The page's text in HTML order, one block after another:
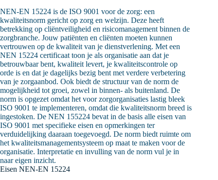
NEN-EN 15224 is de ISO 9001 voor de zorg: een
kwaliteitsnorm gericht op zorg en welzijn. Deze heeft
betrekking op cliëntveiligheid en risicomanagement binnen de
zorgbranche. Jouw patiënten en cliënten moeten kunnen
vertrouwen op de kwaliteit van je dienstverlening. Met een
NEN 15224 certificaat toon je als organisatie aan dat je
betrouwbaar bent, kwaliteit levert, je kwaliteitscontrole op
orde is en dat je dagelijks bezig bent met verdere verbetering
van je zorgaanbod. Ook biedt de structuur van de norm de
mogelijkheid tot groei, zowel in binnen- als buitenland. De
norm is opgezet omdat het voor zorgorganisaties lastig bleek
ISO 9001 te implementeren, omdat die kwaliteitsnorm breed is
ingestoken. De NEN 155224 bevat in de basis alle eisen van
ISO 9001 met specifieke eisen en opmerkingen ter
verduidelijking daaraan toegevoegd. De norm biedt ruimte om
het kwaliteitsmanagementsysteem op maat te maken voor de
organisatie. Interpretatie en invulling van de norm vul je in
naar eigen inzicht.
Eisen NEN-EN 15224